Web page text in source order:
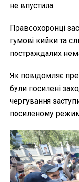
не впустила.
Правоохоронці
гумові кийки та
постраждалих
Як повідомляє
були посилені
чергування
посиленому